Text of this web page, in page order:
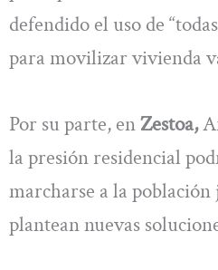
defendido el uso de
para movilizar vivienda
Por su parte, enZestoa,
la presión residencial
marcharse a la población
plantean nuevas